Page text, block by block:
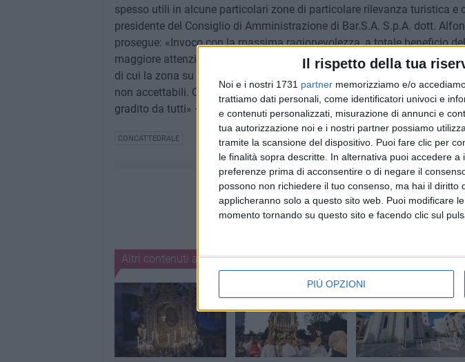
Il rispetto della tua
Noi e i nostri 1731 partner memorizziamo e/o
trattiamo dati personali, come identificatori univoci e
e contenuti personalizzati, misurazione di annunci e
tua autorizzazione noi e i nostri partner possiamo
tramite la scansione del dispositivo. Puoi fare clic per
le finalità sopra descritte. In alternativa puoi accedere
preferenze prima di acconsentire o di negare il
possono non richiedere il tuo consenso, ma hai il
applicheranno solo a questo sito web. Puoi modificare
momento tornando su questo sito e facendo clic sul
PIÙ OPZIONI
spesso utili in alcune particolari zone di particolare rilevanza turistica e
presidente del Consiglio di Amministrazione di Bar.S.A. S.p.A. dott.
prosegue: «Invoco con la massima ragionevolezza, a totale beneficio
maggiore attenzione da parte dei padroni dei nostri amici a quattro
di cui la zona su cui interverremo è particolarmente colpita, lasciano
non accettabili. Chiediamo solo buon senso e amore per la città, un
gradito da tutti» – conclude Mangione.
CONCATTEDRALE
Altri contenuti a tema